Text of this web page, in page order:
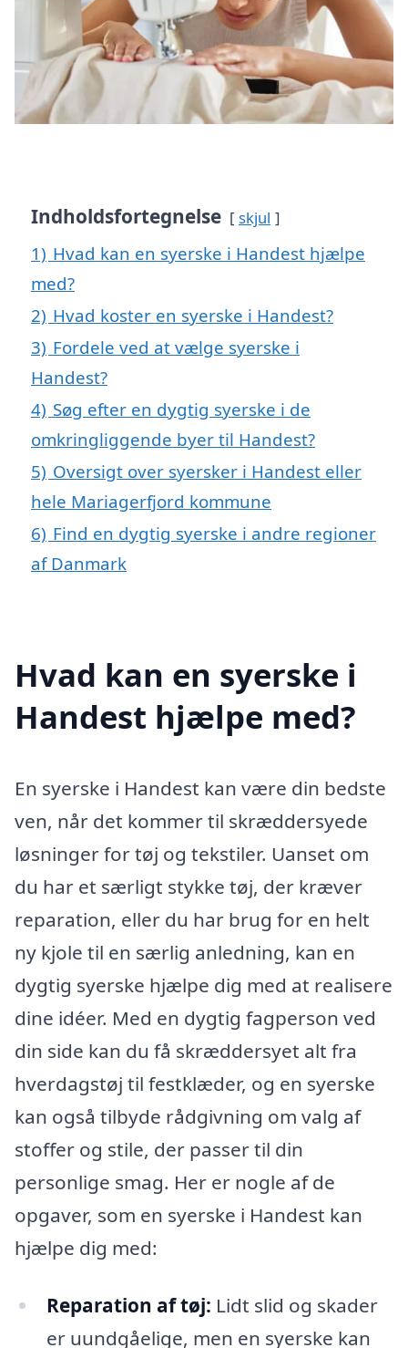
Indholdsfortegnelse skjul
1) Hvad kan en syerske i Handest hjælpe
med?
2) Hvad koster en syerske i Handest?
3) Fordele ved at vælge syerske i
Handest?
4) Søg efter en dygtig syerske i de
omkringliggende byer til Handest?
5) Oversigt over syersker i Handest eller
hele Mariagerfjord kommune
6) Find en dygtig syerske i andre regioner
af Danmark
Hvad kan en syerske i
Handest hjælpe med?
En syerske i Handest kan være din bedste
ven, når det kommer til skræddersyede
løsninger for tøj og tekstiler. Uanset om
du har et særligt stykke tøj, der kræver
reparation, eller du har brug for en helt
ny kjole til en særlig anledning, kan en
dygtig syerske hjælpe dig med at realisere
dine idéer. Med en dygtig fagperson ved
din side kan du få skræddersyet alt fra
hverdagstøj til festklæder, og en syerske
kan også tilbyde rådgivning om valg af
stoffer og stile, der passer til din
personlige smag. Her er nogle af de
opgaver, som en syerske i Handest kan
hjælpe dig med:
Reparation af tøj: Lidt slid og skader
er uundgåelige, men en syerske kan